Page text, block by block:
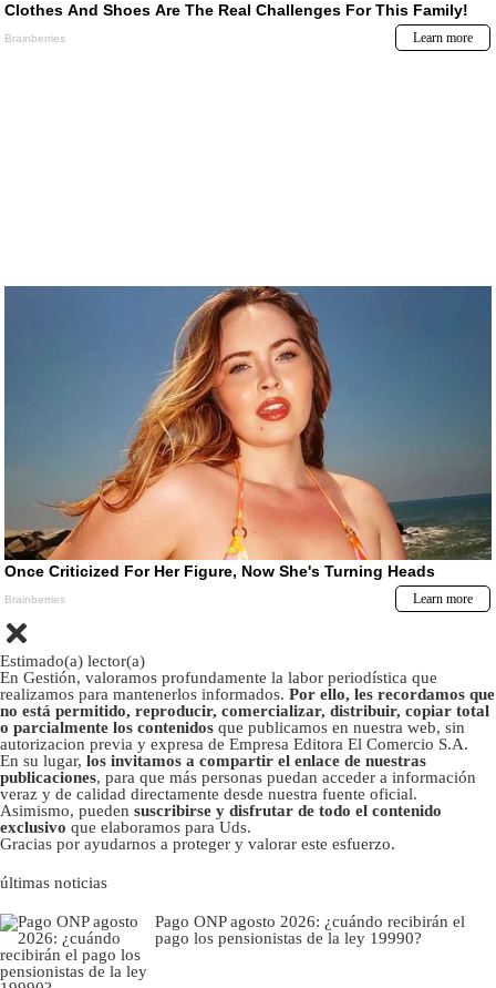
Estimado(a) lector(a)
En Gestión, valoramos profundamente la labor periodística que
realizamos para mantenerlos informados. Por ello, les recordamos que
no está permitido, reproducir, comercializar, distribuir, copiar total
o parcialmente los contenidos que publicamos en nuestra web, sin
autorizacion previa y expresa de Empresa Editora El Comercio S.A.
En su lugar, los invitamos a compartir el enlace de nuestras
publicaciones, para que más personas puedan acceder a información
veraz y de calidad directamente desde nuestra fuente oficial.
Asimismo, pueden suscribirse y disfrutar de todo el contenido
exclusivo que elaboramos para Uds.
Gracias por ayudarnos a proteger y valorar este esfuerzo.
últimas noticias
Pago ONP agosto 2026: ¿cuándo recibirán el
pago los pensionistas de la ley 19990?